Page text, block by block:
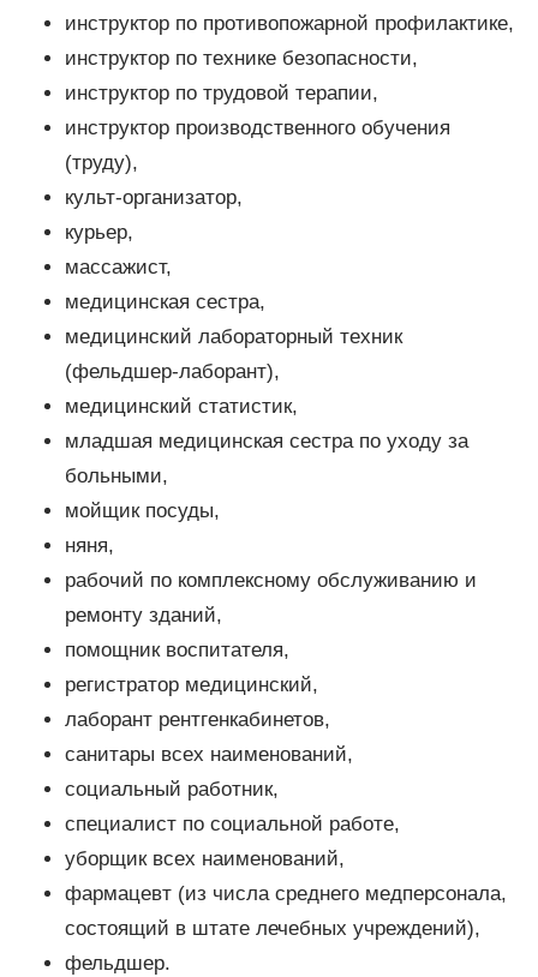
инструктор по противопожарной профилактике,
инструктор по технике безопасности,
инструктор по трудовой терапии,
инструктор производственного обучения
(труду),
культ-организатор,
курьер,
массажист,
медицинская сестра,
медицинский лабораторный техник
(фельдшер-лаборант),
медицинский статистик,
младшая медицинская сестра по уходу за
больными,
мойщик посуды,
няня,
рабочий по комплексному обслуживанию и
ремонту зданий,
помощник воспитателя,
регистратор медицинский,
лаборант рентгенкабинетов,
санитары всех наименований,
социальный работник,
специалист по социальной работе,
уборщик всех наименований,
фармацевт (из числа среднего медперсонала,
состоящий в штате лечебных учреждений),
фельдшер.